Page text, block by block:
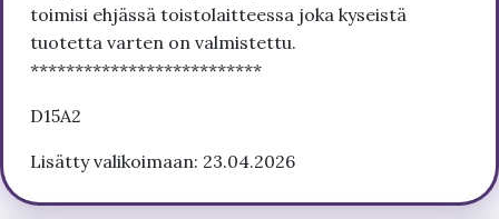
toimisi ehjässä toistolaitteessa joka kyseistä
tuotetta varten on valmistettu.
**************************
D15A2
Lisätty valikoimaan: 23.04.2026